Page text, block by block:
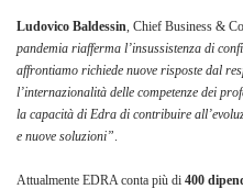
Ludovico Baldessin, Chief Business &
pandemia riafferma l’insussistenza di
affrontiamo richiede nuove risposte dal
l’internazionalità delle competenze dei
la capacità di Edra di contribuire
e nuove soluzioni”.
Attualmente EDRA conta più di 400